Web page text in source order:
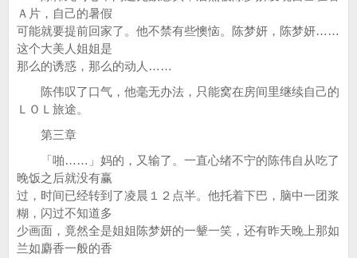
Ａ片，自己的暑假
可能就要提前回家了。他不禁有些懊恼。陈梦妍，陈梦妍……
这个大美人姐姐是
那么的诱惑，那么的动人……
陈伟叹了口气，他毫无办法，只能窝在房间里继续自己的
ＬＯＬ旅途。
第三章
「啪……」妈的，又输了。一直心绪不宁的陈伟自从吃了
晚饭之后就没有赢
过，时间已经转到了凌晨１２点半。他托着下巴，脑中一团浆
糊，闪过不知道多
少画面，竟然全是姐姐陈梦妍的一颦一笑，还有昨天晚上那如
兰如麝香一般的香